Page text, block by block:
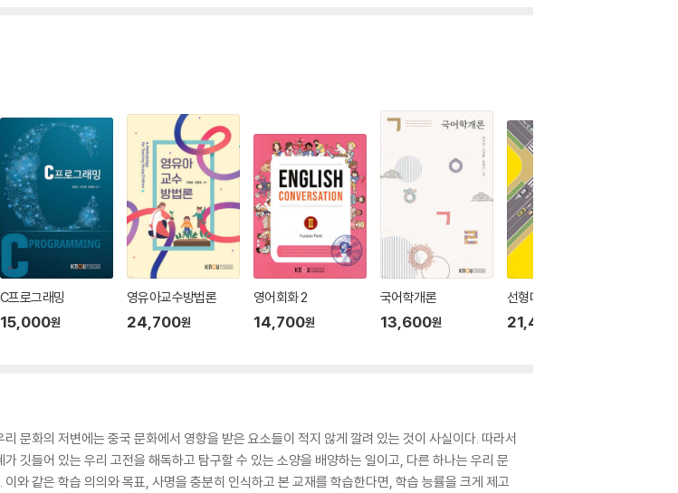
C프로그래밍
15,000원
영유아교수방법론
24,700원
영어회화 2
14,700원
국어학개론
13,600원
선형대수
21,400
문화의 저변에는 중국 문화에서 영향을 받은 요소들이 적지 않게 깔려 있는 것이 사실이다. 따라서
깃들어 있는 우리 고전을 해독하고 탐구할 수 있는 소양을 배양하는 일이고, 다른 하나는 우리 문
와 같은 학습 의의와 목표, 사명을 충분히 인식하고 본 교재를 학습한다면, 학습 능률을 크게 제고